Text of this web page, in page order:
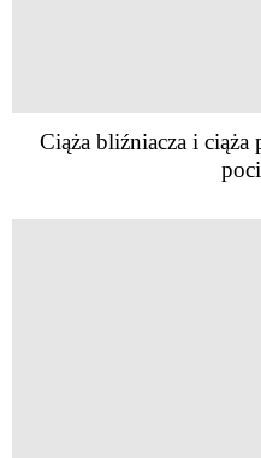
Ciąża bliźniacza i